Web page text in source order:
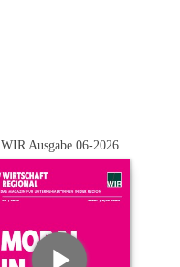
WIR Ausgabe 06-2026